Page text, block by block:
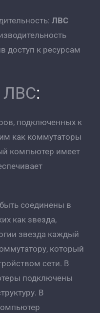
ЛВС
доступ к ресурсам
ЛВС:
подключенных к
как коммутаторы
компьютер имеет
соединены в
как звезда,
звезда каждый
который
сети. В
подключены
В